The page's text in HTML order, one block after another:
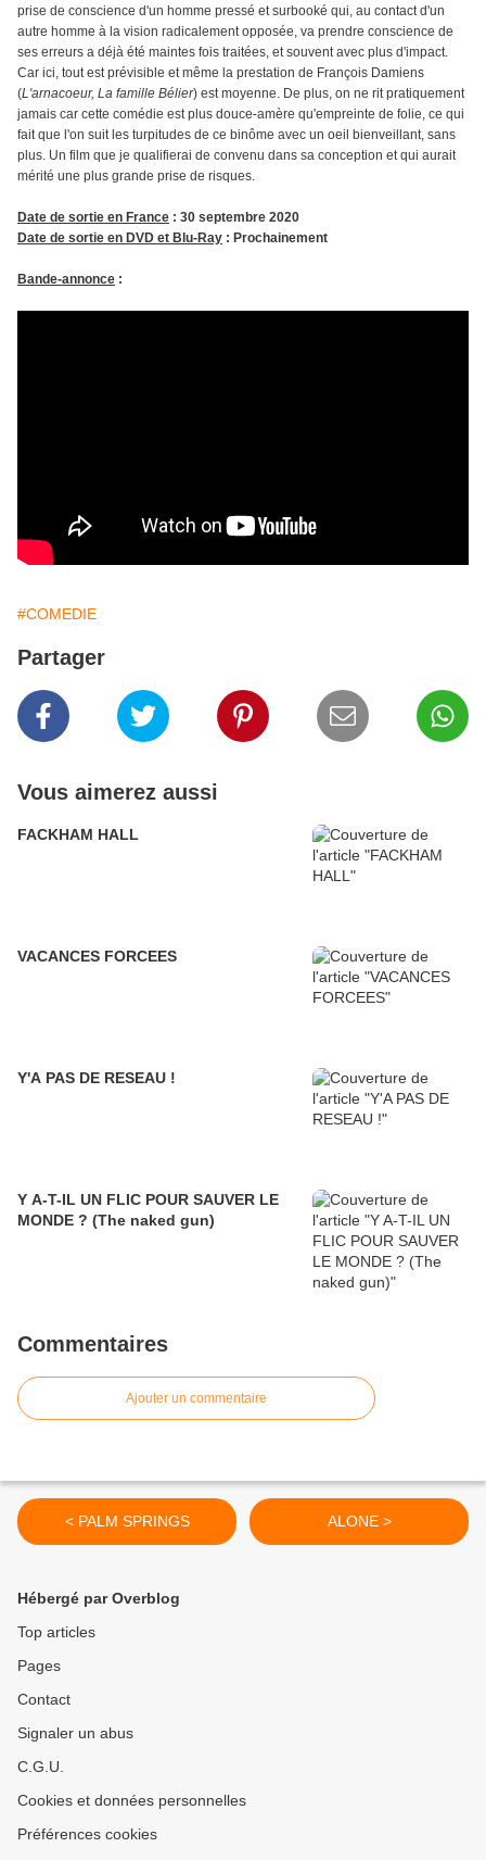
prise de conscience d'un homme pressé et surbooké qui, au contact d'un
autre homme à la vision radicalement opposée, va prendre conscience de
ses erreurs a déjà été maintes fois traitées, et souvent avec plus d'impact.
Car ici, tout est prévisible et même la prestation de François Damiens
(L'arnacoeur, La famille Bélier) est moyenne. De plus, on ne rit pratiquement
jamais car cette comédie est plus douce-amère qu'empreinte de folie, ce qui
fait que l'on suit les turpitudes de ce binôme avec un oeil bienveillant, sans
plus. Un film que je qualifierai de convenu dans sa conception et qui aurait
mérité une plus grande prise de risques.
Date de sortie en France : 30 septembre 2020
Date de sortie en DVD et Blu-Ray : Prochainement
Bande-annonce :
#COMEDIE
Partager
Vous aimerez aussi
FACKHAM HALL
VACANCES FORCEES
Y'A PAS DE RESEAU !
Y A-T-IL UN FLIC POUR SAUVER LE
MONDE ? (The naked gun)
Commentaires
Ajouter un commentaire
< PALM SPRINGS ALONE >
Hébergé par Overblog
Top articles
Pages
Contact
Signaler un abus
C.G.U.
Cookies et données personnelles
Préférences cookies